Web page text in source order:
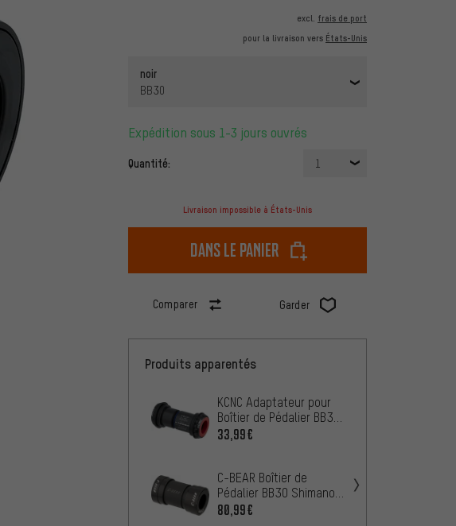
excl. frais de port
pour la livraison vers États-Unis
noir
BB30
Expédition sous 1-3 jours ouvrés
Quantité: 1
Livraison impossible à États-Unis
dans le panier
Comparer Garder
Produits apparentés
KCNC Adaptateur pour
Boîtier de Pédalier BB30
Road
33,99€
C-BEAR Boîtier de
Pédalier BB30 Shimano
Race 42 x 68 mm
80,99€